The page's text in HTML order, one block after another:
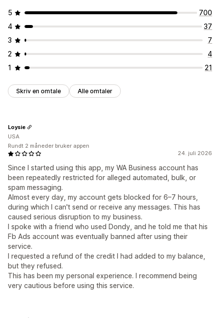
5
700
4
37
3
7
2
4
1
21
Skriv en omtale Alle omtaler
24. juli 2026
Since I started using this app, my WA Business account has
been repeatedly restricted for alleged automated, bulk, or
spam messaging.
Almost every day, my account gets blocked for 6–7 hours,
during which I can't send or receive any messages. This has
caused serious disruption to my business.
I spoke with a friend who used Dondy, and he told me that his
Fb Ads account was eventually banned after using their
service.
I requested a refund of the credit I had added to my balance,
but they refused.
This has been my personal experience. I recommend being
very cautious before using this service.
Loysie
USA
Rundt 2 måneder bruker appen